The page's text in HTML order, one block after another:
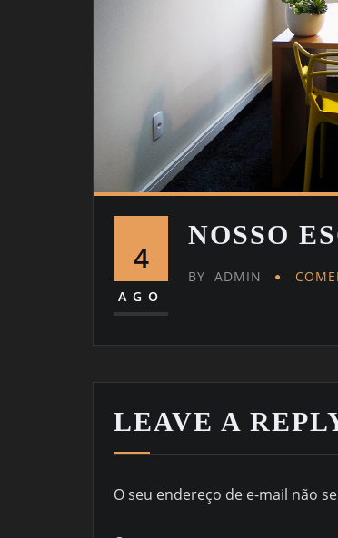
4
AGO
NOSSO
BY ADMIN
LEAVE A
O seu endereço de e-mail não